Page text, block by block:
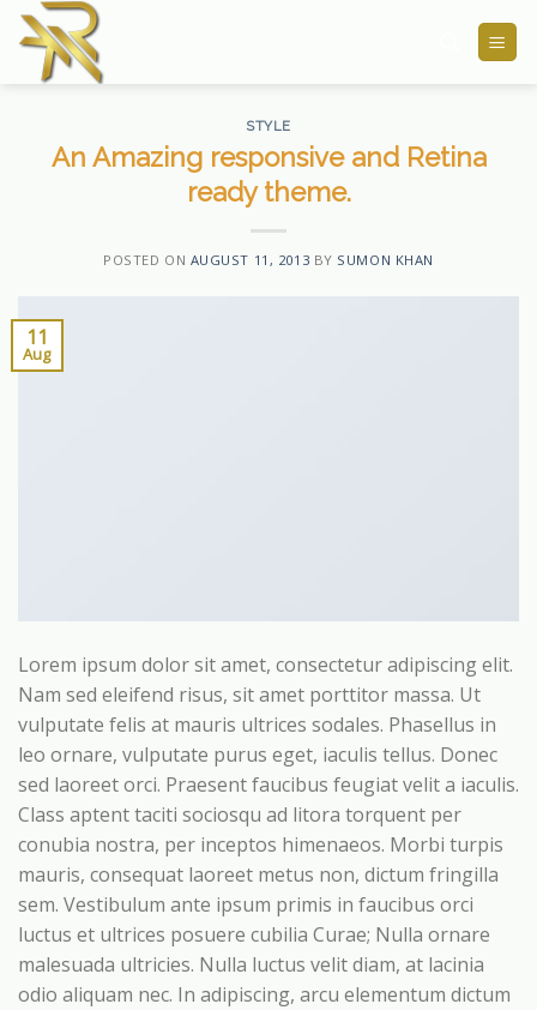
Skip
content
STYLE
An Amazing responsive and Retina
ready theme.
POSTED ON AUGUST 11, 2013 BY SUMON KHAN
11
Aug
Lorem ipsum dolor sit amet, consectetur adipiscing elit.
Nam sed eleifend risus, sit amet porttitor massa. Ut
vulputate felis at mauris ultrices sodales. Phasellus in
leo ornare, vulputate purus eget, iaculis tellus. Donec
sed laoreet orci. Praesent faucibus feugiat velit a iaculis.
Class aptent taciti sociosqu ad litora torquent per
conubia nostra, per inceptos himenaeos. Morbi turpis
mauris, consequat laoreet metus non, dictum fringilla
sem. Vestibulum ante ipsum primis in faucibus orci
luctus et ultrices posuere cubilia Curae; Nulla ornare
malesuada ultricies. Nulla luctus velit diam, at lacinia
odio aliquam nec. In adipiscing, arcu elementum dictum